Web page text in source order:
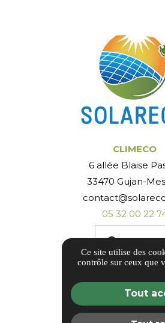
CLIMECO
6 allée Blaise
33470 Gujan-
05 32 00 22
Itinéraire
AVIS
Ce site utilise des
contrôle sur ceux que
Tout